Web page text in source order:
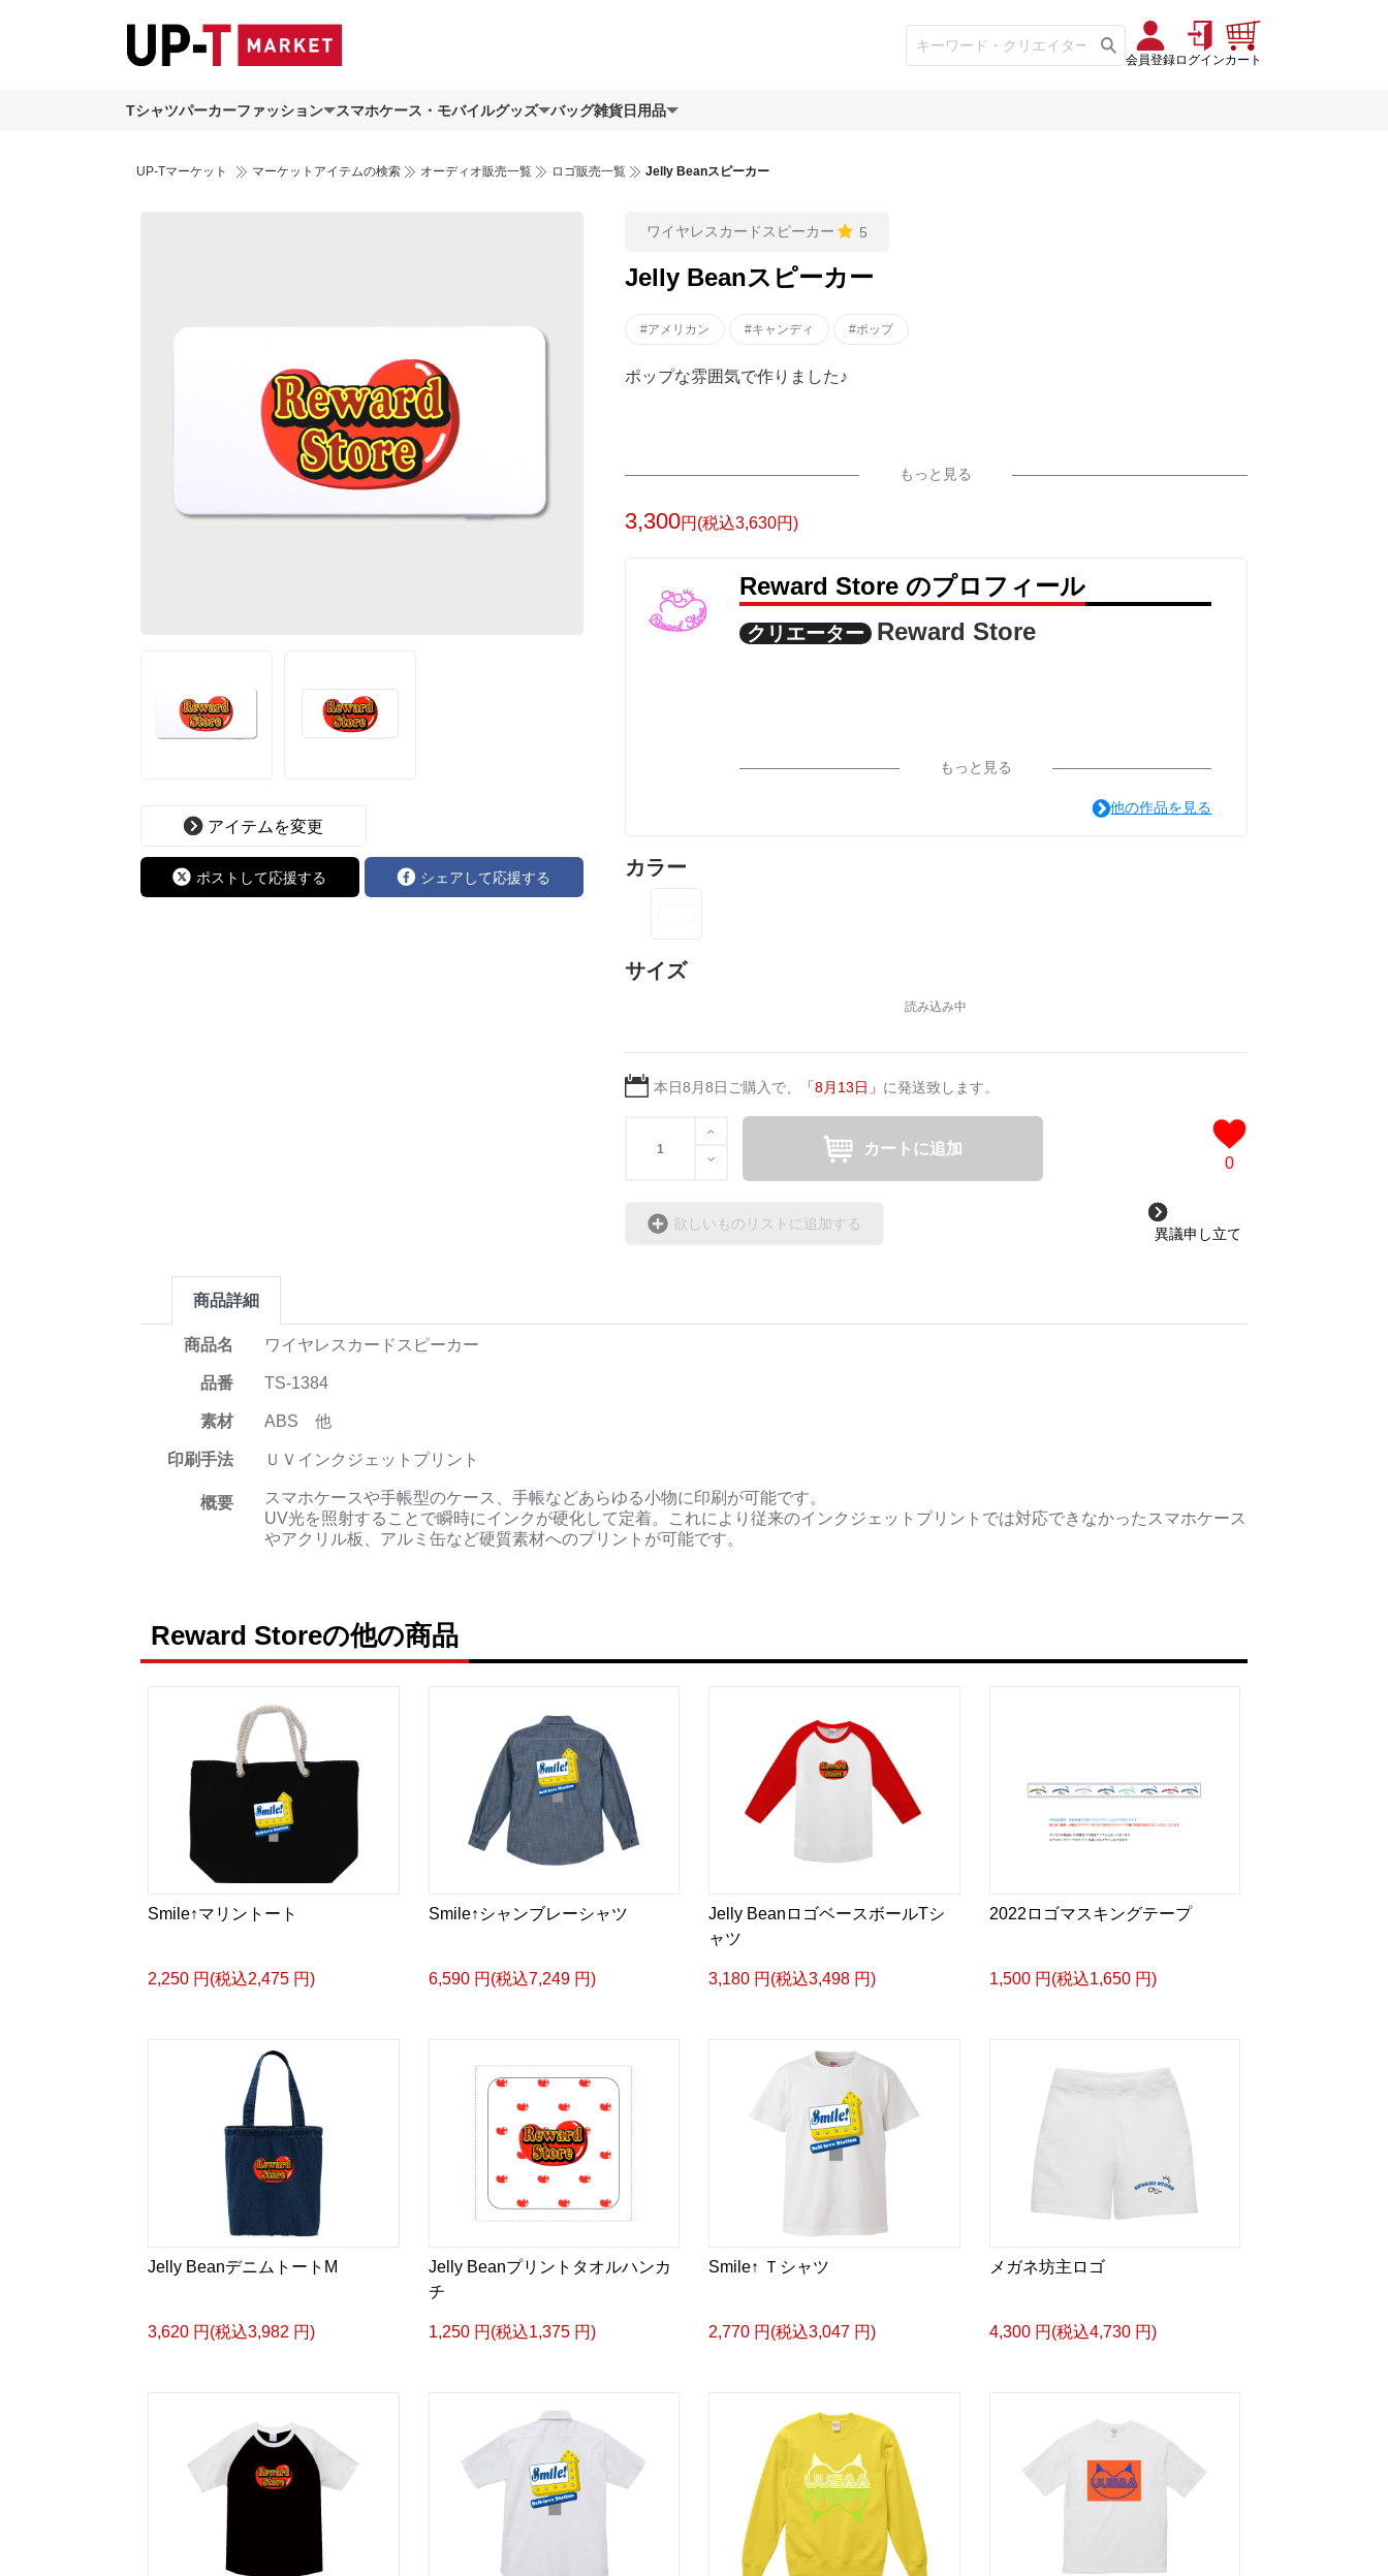
会員登録ログインカート
Tシャツパーカーファッション スマホケース・モバイルグッズ バッグ雑貨日用品
UP-Tマーケット マーケットアイテムの検索 オーディオ販売一覧 ロゴ販売一覧 Jelly Beanスピーカー
アイテムを変更
ポストして応援する シェアして応援する
ワイヤレスカードスピーカー 5
Jelly Beanスピーカー
#アメリカン #キャンディ #ポップ
ポップな雰囲気で作りました♪
もっと見る
3,300円(税込3,630円)
Reward Store のプロフィール
クリエーター Reward Store
もっと見る
他の作品を見る
カラー
サイズ
本日8月8日 ご購入で、 「8月13日 」 に発送致します。
カートに追加
0
欲しいものリストに追加する
異議申し立て
商品詳細
商品名 ワイヤレスカードスピーカー
品番 TS-1384
素材 ABS 他
印刷手法 ＵＶインクジェットプリント
概要
スマホケースや手帳型のケース、手帳などあらゆる小物に印刷が可能です。
UV光を照射することで瞬時にインクが硬化して定着。これにより従来のインクジェットプリントでは対応できなかったスマホケース
やアクリル板、アルミ缶など硬質素材へのプリントが可能です。
Reward Storeの他の商品
Smile↑マリントート
2,250 円(税込2,475 円)
Smile↑シャンブレーシャツ
6,590 円(税込7,249 円)
Jelly BeanロゴベースボールTシ
ャツ
3,180 円(税込3,498 円)
2022ロゴマスキングテープ
1,500 円(税込1,650 円)
Jelly BeanデニムトートM
3,620 円(税込3,982 円)
Jelly Beanプリントタオルハンカ
チ
1,250 円(税込1,375 円)
Smile↑ Ｔシャツ
2,770 円(税込3,047 円)
メガネ坊主ロゴ
4,300 円(税込4,730 円)